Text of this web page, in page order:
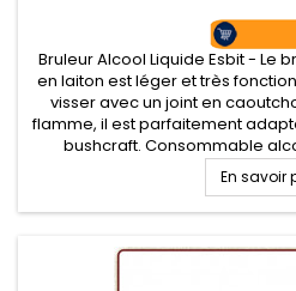
Bruleur Alcool Liquide Esbit - Le
en laiton est léger et très
visser avec un joint en
flamme, il est parfaitement
bushcraft. Consommable
En savoir